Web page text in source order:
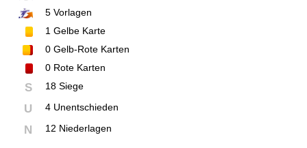
5 Vorlagen
1 Gelbe Karte
0 Gelb-Rote Karten
0 Rote Karten
S 18 Siege
U 4 Unentschieden
N 12 Niederlagen